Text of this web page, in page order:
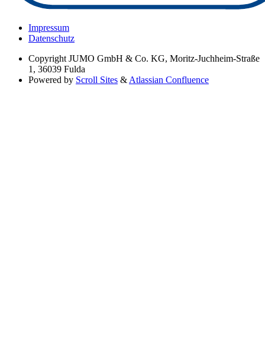
Impressum
Datenschutz
Copyright JUMO GmbH & Co. KG, Moritz-Juchheim-Straße
1, 36039 Fulda
Powered by Scroll Sites & Atlassian Confluence